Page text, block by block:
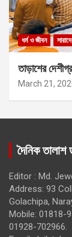
ধর্ম ও জীবন
তাড়াশের
March 21,
দৈনিক
Editor : Md.
Address: 93
Golachipa,
Mobile: 01818-
01928-702966.